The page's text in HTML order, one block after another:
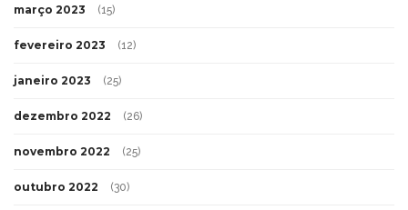
março 2023 (15)
fevereiro 2023 (12)
janeiro 2023 (25)
dezembro 2022 (26)
novembro 2022 (25)
outubro 2022 (30)